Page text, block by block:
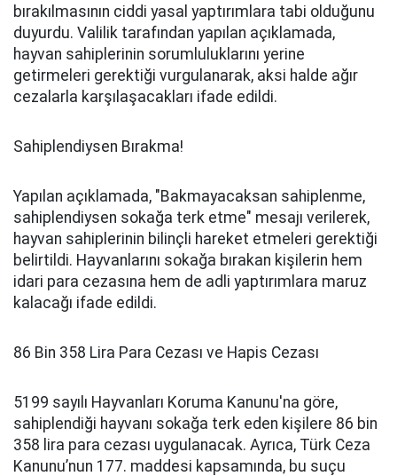
bırakılmasının ciddi yasal yaptırımlara tabi olduğunu
duyurdu. Valilik tarafından yapılan açıklamada,
hayvan sahiplerinin sorumluluklarını yerine
getirmeleri gerektiği vurgulanarak, aksi halde ağır
cezalarla karşılaşacakları ifade edildi.
Sahiplendiysen Bırakma!
Yapılan açıklamada, "Bakmayacaksan sahiplenme,
sahiplendiysen sokağa terk etme" mesajı verilerek,
hayvan sahiplerinin bilinçli hareket etmeleri gerektiği
belirtildi. Hayvanlarını sokağa bırakan kişilerin hem
idari para cezasına hem de adli yaptırımlara maruz
kalacağı ifade edildi.
86 Bin 358 Lira Para Cezası ve Hapis Cezası
5199 sayılı Hayvanları Koruma Kanunu'na göre,
sahiplendiği hayvanı sokağa terk eden kişilere 86 bin
358 lira para cezası uygulanacak. Ayrıca, Türk Ceza
Kanunu’nun 177. maddesi kapsamında, bu suçu